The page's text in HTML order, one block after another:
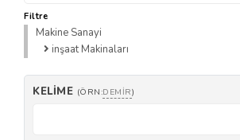
Filtre
Makine Sanayi
inşaat Makinaları
KELIME (ÖRN:DEMIR)